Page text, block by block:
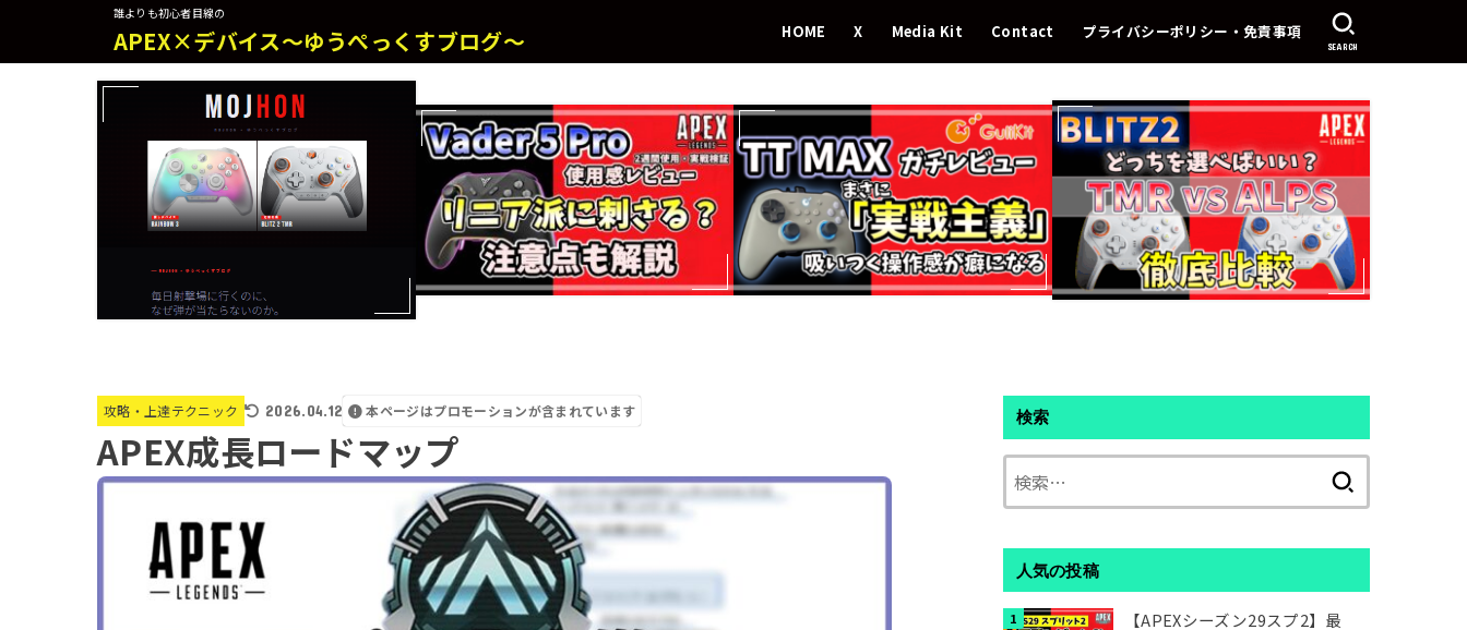
誰よりも初心者目線の
APEX×デバイス～ゆうぺっくすブログ～ HOME X Media Kit Contact プライバシーポリシー・免責事項
SEARCH
攻略・上達テクニック 2026.04.12 本ページはプロモーションが含まれています
APEX成長ロードマップ
検索
人気の投稿
【APEXシーズン29スプ2】最